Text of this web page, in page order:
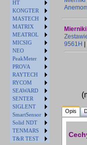
HT
KONGTER
MASTECH
MATRIX
MEATROL
MICSIG
NEO
PeakMeter
PROVA
RAYTECH
RYCOM
SEAWARD
SENTER
SIGLENT
SmartSensor
Solid NDT
TENMARS
T&R TEST
9561H
Opis